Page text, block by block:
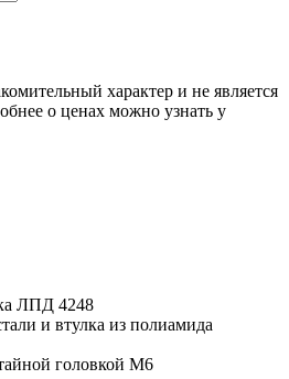
характер и не является
о ценах можно узнать у
ЛПД 4248
и втулка из полиамида
головкой M6